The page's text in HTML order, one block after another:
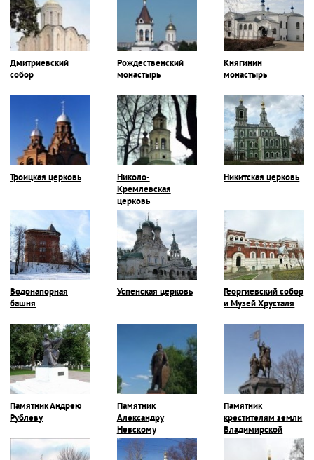
Дмитриевский
собор
Рождественский
монастырь
Княгинин
монастырь
Троицкая церковь
Николо-
Кремлевская
церковь
Никитская церковь
Водонапорная
башня
Успенская церковь
Георгиевский собор
и Музей Хрусталя
Памятник Андрею
Рублеву
Памятник
Александру
Невскому
Памятник
крестителям земли
Владимирской